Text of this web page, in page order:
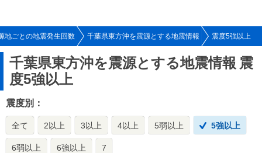
地ごとの地震発生回数 千葉県東方沖を震源とする地震情報 震度5強以上
千葉県東方沖を震源とする地震情報 震
度5強以上
震度別：
全て 2以上 3以上 4以上 5弱以上 5強以上
6弱以上 6強以上 7